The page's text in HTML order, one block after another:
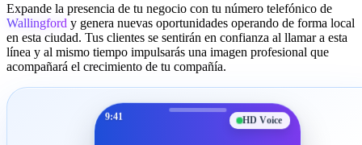
Expande la presencia de tu negocio con tu número telefónico de
Wallingford y genera nuevas oportunidades operando de forma local
en esta ciudad. Tus clientes se sentirán en confianza al llamar a esta
línea y al mismo tiempo impulsarás una imagen profesional que
acompañará el crecimiento de tu compañía.
9:41 HD Voice